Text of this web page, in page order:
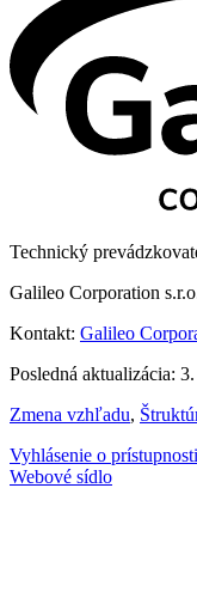
Technický
Galileo Corporation
Kontakt: Galileo
Posledná aktualizácia:
Zmena vzhľadu,
Vyhlásenie o prístupnosti
Webové sídlo